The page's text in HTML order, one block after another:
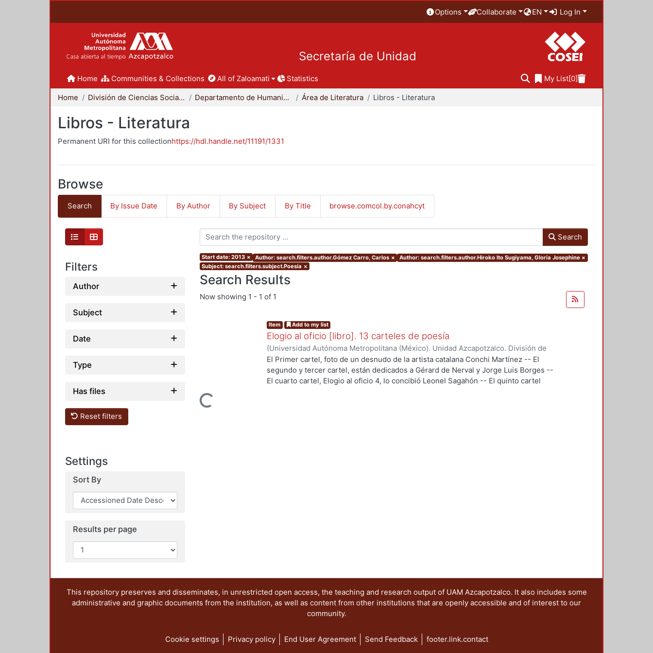
Options Collaborate EN Log In
Secretaría de Unidad
Home Communities & Collections All of Zaloamati Statistics My List[0]
Home División de Ciencias Sociales y Humanidades Departamento de Humanidades Área de Literatura Libros - Literatura
Libros - Literatura
Permanent URI for this collectionhttps://hdl.handle.net/11191/1331
Browse
Search By Issue Date By Author By Subject By Title browse.comcol.by.conahcyt
Filters
Author
Subject
Date
Type
Has files
Reset filters
Settings
Sort By
Results per page
Search
Start date: 2013 × Author: search.filters.author.Gómez Carro, Carlos × Author: search.filters.author.Hiroko Ito Sugiyama, Gloria Josephine ×
Subject: search.filters.subject.Poesía ×
Search Results
Now showing 1 - 1 of 1
Loading...
Item Add to my list
Elogio al oficio [libro]. 13 carteles de poesía
(Universidad Autónoma Metropolitana (México). Unidad Azcapotzalco. División de
Ciencias Sociales y Humanidades.,2013-01)Córdoba, Ramón;Segovia, Ramón;
López Aguilar, Enrique;Rémura, Adriano; Martré, Gonzalo;Backstrom, Gunnar;
Hiroko Ito Sugiyama, Gloria Josephine;López Moreno, Roberto; Maldonado López,
El Primer cartel, foto de un desnudo de la artista catalana Conchi Martínez -- El
segundo y tercer cartel, están dedicados a Gérard de Nerval y Jorge Luis Borges --
El cuarto cartel, Elogio al oficio 4, lo concibió Leonel Sagahón -- El quinto cartel
This repository preserves and disseminates, in unrestricted open access, the teaching and research output of UAM Azcapotzalco. It also includes some
administrative and graphic documents from the institution, as well as content from other institutions that are openly accessible and of interest to our
community.
Cookie settings Privacy policy End User Agreement Send Feedback footer.link.contact